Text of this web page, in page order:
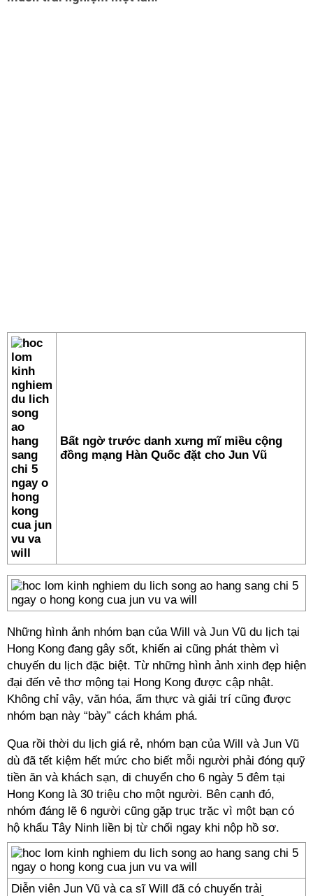
Bất ngờ trước danh xưng mĩ miều cộng
đồng mạng Hàn Quốc đặt cho Jun Vũ
Những hình ảnh nhóm bạn của Will và Jun Vũ du lịch tại
Hong Kong đang gây sốt, khiến ai cũng phát thèm vì
chuyến du lịch đặc biệt. Từ những hình ảnh xinh đẹp hiện
đại đến vẻ thơ mộng tại Hong Kong được cập nhật.
Không chỉ vậy, văn hóa, ẩm thực và giải trí cũng được
nhóm bạn này “bày” cách khám phá.
Qua rồi thời du lịch giá rẻ, nhóm bạn của Will và Jun Vũ
dù đã tết kiệm hết mức cho biết mỗi người phải đóng quỹ
tiền ăn và khách sạn, di chuyển cho 6 ngày 5 đêm tại
Hong Kong là 30 triệu cho một người. Bên cạnh đó,
nhóm đáng lẽ 6 người cũng gặp trục trặc vì một bạn có
hộ khẩu Tây Ninh liền bị từ chối ngay khi nộp hồ sơ.
Diễn viên Jun Vũ và ca sĩ Will đã có chuyến trải